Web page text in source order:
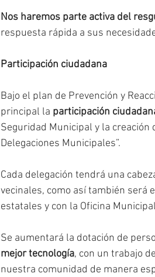
Nos haremos parte activa del
respuesta rápida a sus
Participación ciudadana
Bajo el plan de Prevención y
principal la participación
Seguridad Municipal y la creación
Delegaciones Municipales”.
Cada delegación tendrá una
vecinales, como así también será
estatales y con la Oficina
Se aumentará la dotación de
mejor tecnología, con un trabajo
nuestra comunidad de manera